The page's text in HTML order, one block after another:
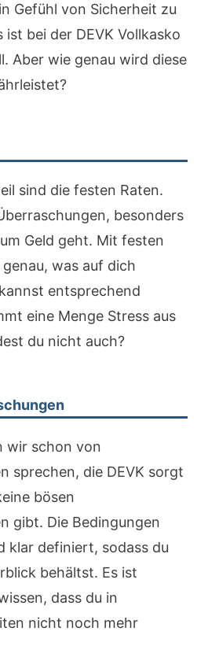
Gefühl von Sicherheit zu
ist bei der DEVK Vollkasko
Aber wie genau wird diese
sind die festen Raten.
besonders
Geld geht. Mit festen
was auf dich
entsprechend
eine Menge Stress aus
du nicht auch?
wir schon von
sprechen, die DEVK sorgt
bösen
gibt. Die Bedingungen
klar definiert, sodass du
behältst. Es ist
dass du in
nicht noch mehr